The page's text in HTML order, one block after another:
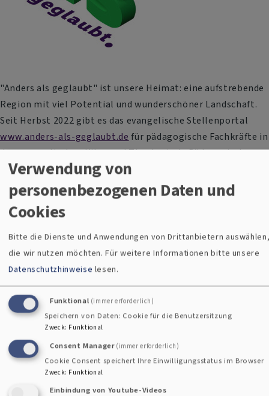
"Anders als geglaubt" ist unsere Heimat: eine aufstrebende
Region mit viel Potential und wunderschöner Landschaft.
Seit Herbst 2022 gibt es das evangelische Stellenportal
www.anders-als-geglaubt.de für pädagogische Fachkräfte in
den evangelischen Kitas und Theologisch-Pädagogische
Mitarbeitende in den Kirchengemeinden im Dekanat Cham/
Sulzbach-Rosenberg/Weiden.
Über eine Schnittstelle zum Intranet der ELKB werden freie
Stellen in diesem Stellenportal ausgespielt. Dort gibt es
die Möglichkeit, sich schnell und unkompliziert über ein
Onlineformular zu bewerben.
Kita-Stellen werden Anzeigen bei Instagram und Facebook
platziert, für Pfarrstellen wird bei Google geworben. Diese
Anzeigen verweisen jeweils auf die Jobangebote im
Stellenportal und erhöhen dadurch die Reichweite enorm.
Verwendung von
personenbezogenen Daten und
Cookies
Bitte die Dienste und Anwendungen von Drittanbietern
die wir nutzen möchten.Für weitere Informationen bitte unsere
Datenschutzhinweise lesen.
Funktional (immer erforderlich)
Speichern von Daten: Cookie für die Benutzersitzung
Zweck: Funktional
Consent Manager (immer erforderlich)
Cookie Consent speichert Ihre Einwilligungsstatus im Browser
Zweck: Funktional
Einbindung von Youtube-Videos